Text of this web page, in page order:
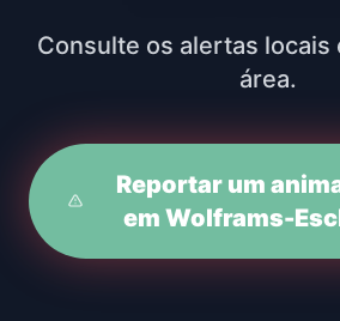
Consulte os alertas locais
área.
Reportar um
em Wolframs-